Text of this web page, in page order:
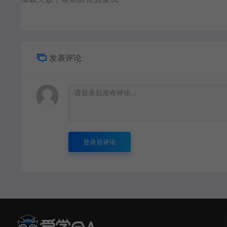
发表评论
登录后评论